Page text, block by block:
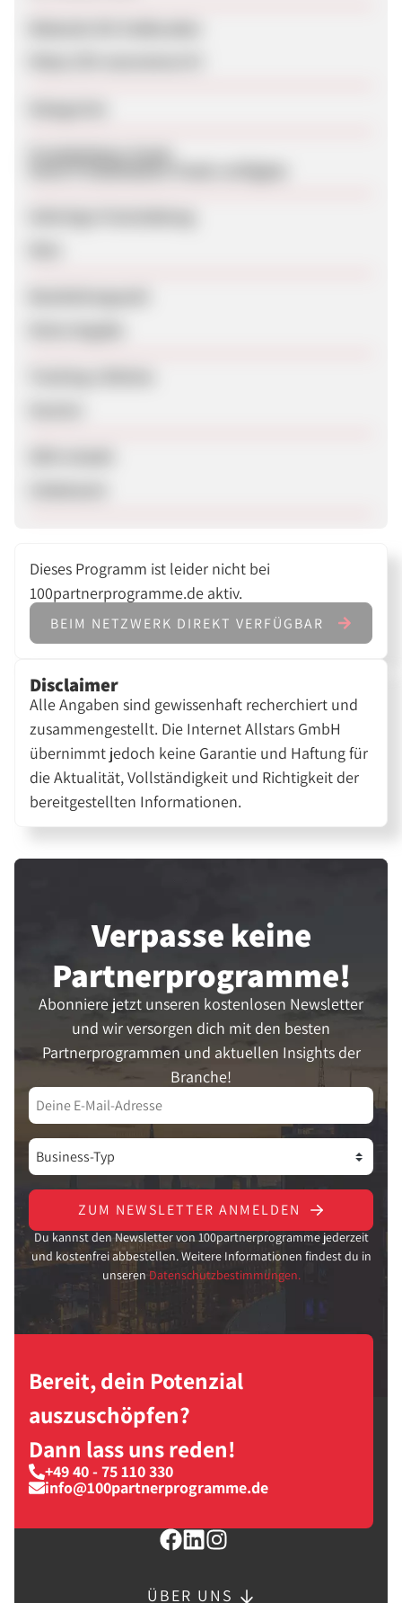
Produktdaten-Feeds
Dieses Programm ist leider nicht bei
100partnerprogramme.de aktiv.
BEIM NETZWERK DIREKT VERFÜGBAR
Disclaimer
Alle Angaben sind gewissenhaft recherchiert und
zusammengestellt. Die Internet Allstars GmbH
übernimmt jedoch keine Garantie und Haftung für
die Aktualität, Vollständigkeit und Richtigkeit der
bereitgestellten Informationen.
Verpasse keine
Partner­programme!
Abonniere jetzt unseren kostenlosen Newsletter
und wir versorgen dich mit den besten
Partnerprogrammen und aktuellen Insights der
Branche!
ZUM NEWSLETTER ANMELDEN
Du kannst den Newsletter von 100partnerprogramme jederzeit
und kostenfrei abbestellen. Weitere Informationen findest du in
unseren Datenschutzbestimmungen.
Bereit, dein Potenzial
auszuschöpfen?
Dann lass uns reden!
+49 40 - 75 110 330
info@100partnerprogramme.de
ÜBER UNS